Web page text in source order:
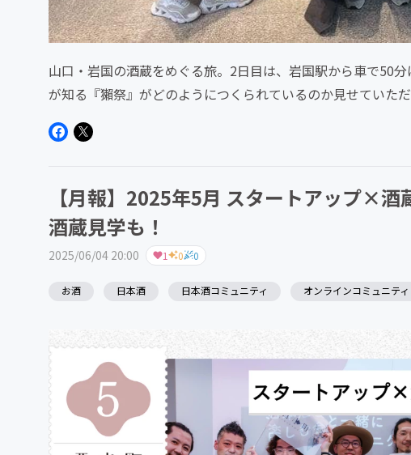
山口・岩国の酒蔵をめぐる旅。2日目は、岩国駅から車で50
が知る『獺祭』がどのようにつくられているのか見せていた
【月報】2025年5月 スタートアップ×
酒蔵見学も！
2025/06/04 20:00 1 0 0
お酒 日本酒 日本酒コミュニティ オンラインコミュニティ